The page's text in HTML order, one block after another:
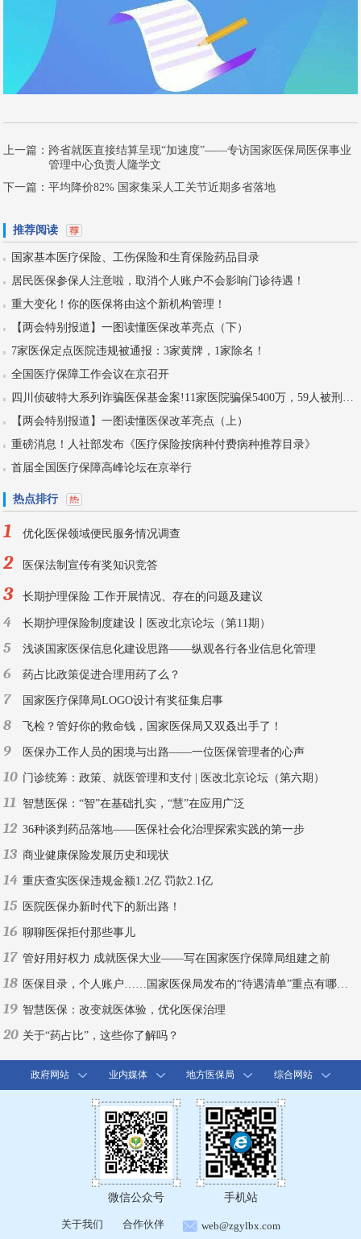
上一篇： 跨省就医直接结算呈现“加速度”——专访国家医保局医保事业
管理中心负责人隆学文
下一篇：平均降价82% 国家集采人工关节近期多省落地
推荐阅读
国家基本医疗保险、工伤保险和生育保险药品目录
居民医保参保人注意啦，取消个人账户不会影响门诊待遇！
重大变化！你的医保将由这个新机构管理！
【两会特别报道】一图读懂医保改革亮点（下）
7家医保定点医院违规被通报：3家黄牌，1家除名！
全国医疗保障工作会议在京召开
【两会特别报道】一图读懂医保改革亮点（上）
重磅消息！人社部发布《医疗保险按病种付费病种推荐目录》
首届全国医疗保障高峰论坛在京举行
热点排行
1 优化医保领域便民服务情况调查
2 医保法制宣传有奖知识竞答
3 长期护理保险 工作开展情况、存在的问题及建议
4 长期护理保险制度建设丨医改北京论坛（第11期）
5 浅谈国家医保信息化建设思路——纵观各行各业信息化管理
6 药占比政策促进合理用药了么？
7 国家医疗保障局LOGO设计有奖征集启事
8 飞检？管好你的救命钱，国家医保局又双叒出手了！
9 医保办工作人员的困境与出路——一位医保管理者的心声
10 门诊统筹：政策、就医管理和支付 | 医改北京论坛（第六期）
11 智慧医保：“智”在基础扎实，“慧”在应用广泛
12 36种谈判药品落地——医保社会化治理探索实践的第一步
13 商业健康保险发展历史和现状
14 重庆查实医保违规金额1.2亿 罚款2.1亿
15 医院医保办新时代下的新出路！
16 聊聊医保拒付那些事儿
17 管好用好权力 成就医保大业——写在国家医疗保障局组建之前
18 医保目录，个人账户……国家医保局发布的“待遇清单”重点有哪些？
19 智慧医保：改变就医体验，优化医保治理
20 关于“药占比”，这些你了解吗？
政府网站 业内媒体 地方医保局 综合网站
微信公众号 手机站
关于我们 合作伙伴 web@zgylbx.com